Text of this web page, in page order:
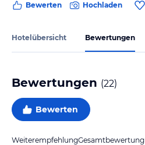
Bewerten Hochladen
Hotelübersicht Bewertungen
Bewertungen (22)
Bewerten
WeiterempfehlungGesamtbewertung